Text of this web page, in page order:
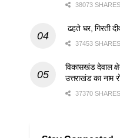
38073 SHARES
ढहते घर, गिरती
37453 SHARES
विकासखंड देवाल
उत्तराखंड का नाम
37370 SHARES